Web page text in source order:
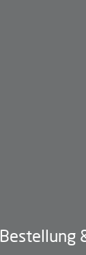
Bestellung